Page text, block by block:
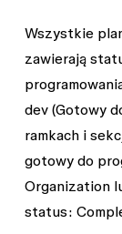
Wszystkie
zawierają
dev(Gotowy
ramkach i
gotowy do
Organization
status: